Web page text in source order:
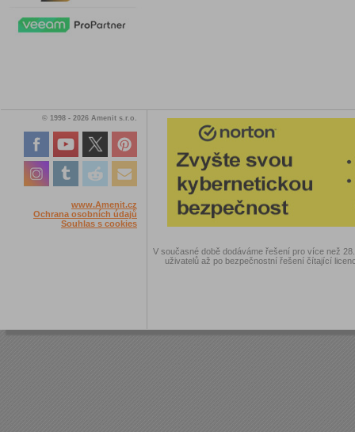
© 1998 - 2026 Amenit s.r.o.
www.Amenit.cz
Ochrana osobních údajů
Souhlas s cookies
V současné době dodáváme řešení pro více než
uživatelů až po bezpečnostní řešení čítající